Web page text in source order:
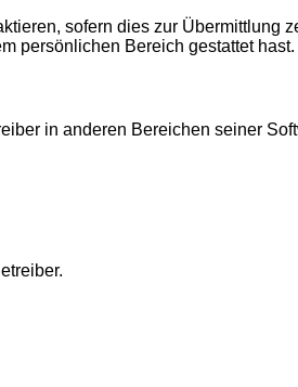
sofern dies zur Übermittlung
persönlichen Bereich gestattet hast.
in anderen Bereichen seiner